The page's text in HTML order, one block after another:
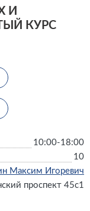
И
КУРС
10:00-18:00
10
Максим Игоревич
проспект 45с1